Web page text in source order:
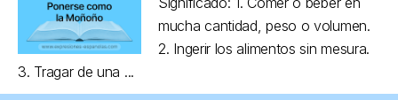
mucha cantidad, peso o volumen.
2. Ingerir los alimentos sin mesura.
3. Tragar de una ...